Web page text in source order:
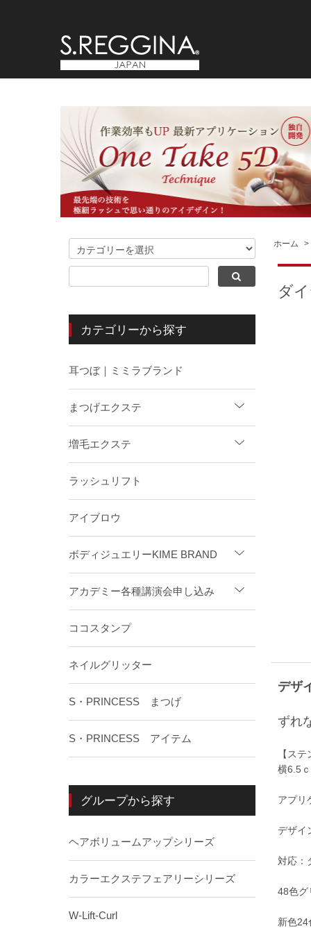
ホーム >
ダ
デザ
ずれ
【ス
横6.5
アプリ
デザイ
対応：
48色グ
新色24
カテゴリーから探す
耳つぼ｜ミミラブランド
まつげエクステ
増毛エクステ
ラッシュリフト
アイブロウ
ボディジュエリーKIME BRAND
アカデミー各種講演会申し込み
ココスタンプ
ネイルグリッター
S・PRINCESS まつげ
S・PRINCESS アイテム
グループから探す
ヘアボリュームアップシリーズ
カラーエクステフェアリーシリーズ
W-Lift-Curl